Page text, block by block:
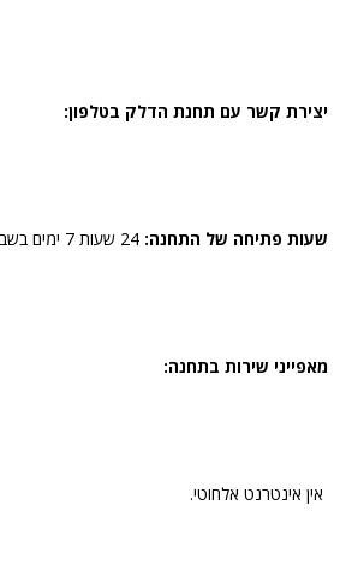
יצירת קשר עם תחנת הדלק בטלפון:
שעות פתיחה של התחנה:
מאפייני שירות בתחנה:
אין אינטרנט אלחוטי.